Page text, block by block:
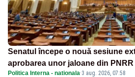
Senatul începe o nouă sesiune
aprobarea unor jaloane din PNRR
Politica Interna - nationala·3 aug. 2026, 07:58